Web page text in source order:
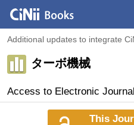
Additional updates to integrate
ターボ機械
Access to Electronic Journal
This